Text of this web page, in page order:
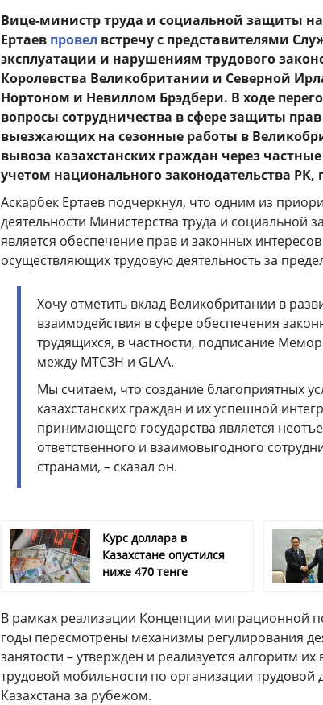
Вице-министр труда и социальной защиты
Ертаев провел встречу с представителями
эксплуатации и нарушениям трудового
Королевства Великобритании и Северной
Нортоном и Невиллом Брэдбери. В ходе
вопросы сотрудничества в сфере защиты
выезжающих на сезонные работы в
вывоза казахстанских граждан через частные
учетом национального законодательства РК,
Аскарбек Ертаев подчеркнул, что одним из
деятельности Министерства труда и социальной
является обеспечение прав и законных
осуществляющих трудовую деятельность за
Хочу отметить вклад Великобритании в
взаимодействия в сфере обеспечения
трудящихся, в частности, подписание
между МТСЗН и GLAA.
Мы считаем, что создание благоприятных
казахстанских граждан и их успешной
принимающего государства является
ответственного и взаимовыгодного
странами, – сказал он.
Курс доллара в
Казахстане опустился
ниже 470 тенге
В рамках реализации Концепции миграционной
годы пересмотрены механизмы регулирования
занятости – утвержден и реализуется алгоритм
трудовой мобильности по организации трудовой
Казахстана за рубежом.